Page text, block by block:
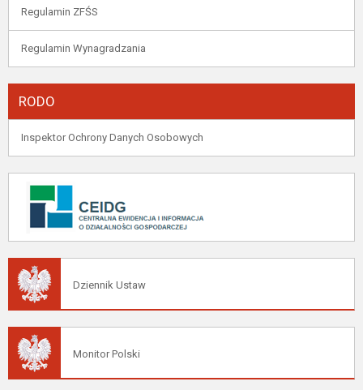
Regulamin ZFŚS
Regulamin Wynagradzania
RODO
Inspektor Ochrony Danych Osobowych
Dziennik Ustaw
Monitor Polski